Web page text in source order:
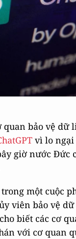
bảo vệ dữ
vì lo
giờ nước Đức
một cuộc
viên bảo vệ
biết các cơ
với cơ quan